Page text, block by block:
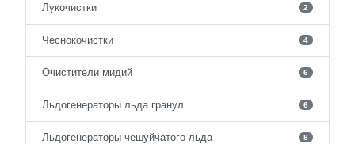
Лукочистки 2
Чеснокочистки 4
Очистители мидий 6
Льдогенераторы льда гранул 6
Льдогенераторы чешуйчатого льда 8